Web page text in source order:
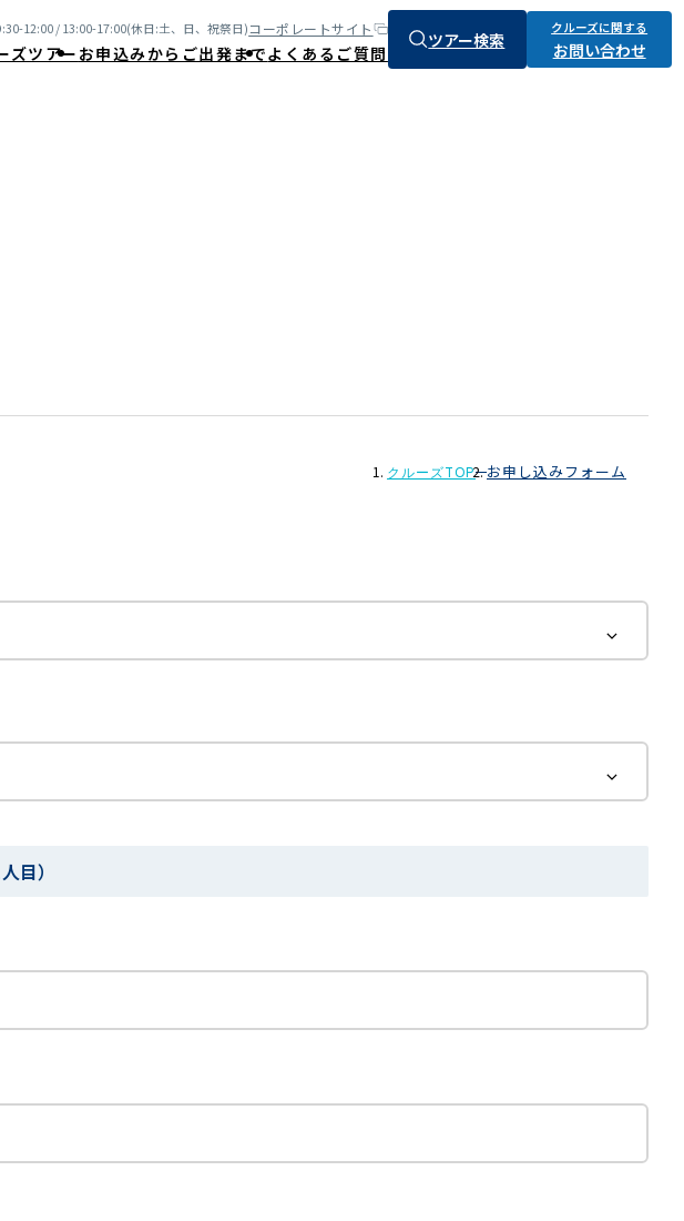
12:00 / 13:00-17:00(休日:土、日、祝祭日)コーポレートサイト
ズツアー お申込みからご出発までよくあるご質問
ツアー検索
クルーズに関する
お問い合わせ
クルーズTOP お申し込みフォーム
目）